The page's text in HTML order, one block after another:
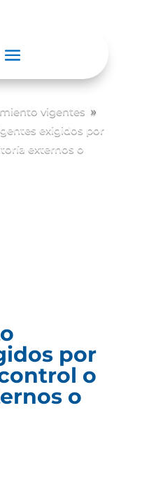
vigentes 9
exigidos por
externos o
por
o
o